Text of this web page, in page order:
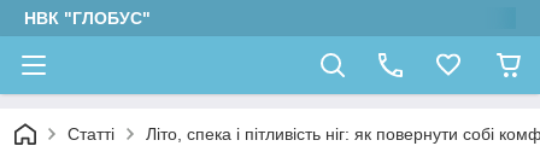
НВК "ГЛОБУС"
Статті Літо, спека і пітливість ніг: як повернути собі